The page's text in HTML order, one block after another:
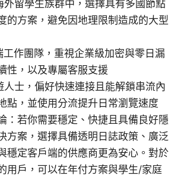
外留學生族群中，選擇具有多國節點
的方案，避免因地理限制造成的大型
工作團隊，重視企業級加密與零日漏
性，以及專屬客服支援
人士，偏好快速連接且能解鎖串流內
點，並使用分流提升日常瀏覽速度
：若你需要穩定、快捷且具備良好隱
方案，選擇具備透明日誌政策、廣泛
穩定客戶端的供應商更為安心。對於
用戶，可以在年付方案與學生/家庭